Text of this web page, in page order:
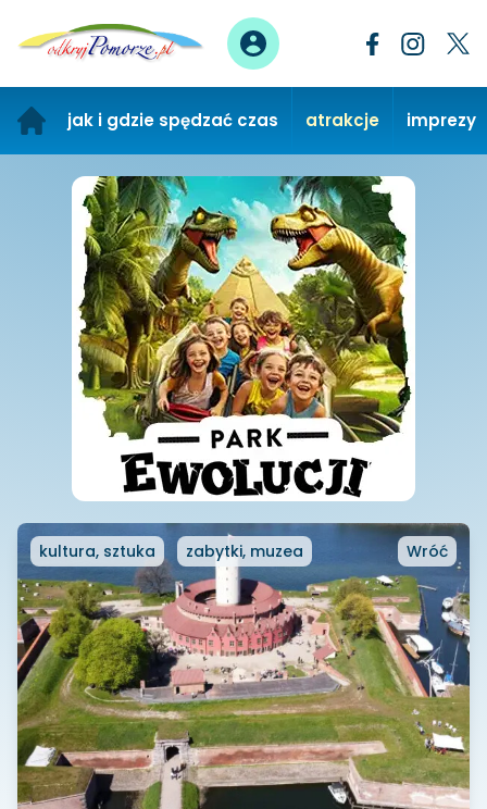
jak i gdzie spędzać czas atrakcje imprezy
kultura, sztuka zabytki, muzea Wróć